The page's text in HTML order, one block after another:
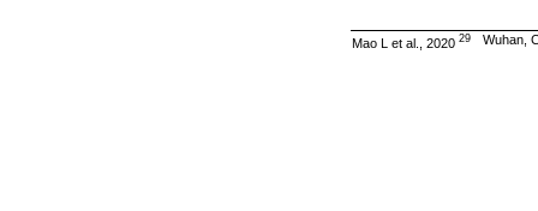
Mao L et al., 2020 29 Wuhan,